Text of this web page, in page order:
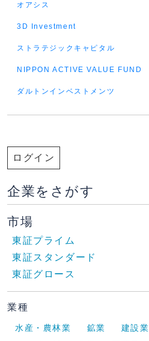
オアシス
3D Investment
ストラテジックキャピタル
NIPPON ACTIVE VALUE FUND
ダルトンインベストメンツ
ログイン
企業をさがす
市場
東証プライム
東証スタンダード
東証グロース
業種
水産・農林業 鉱業 建設業